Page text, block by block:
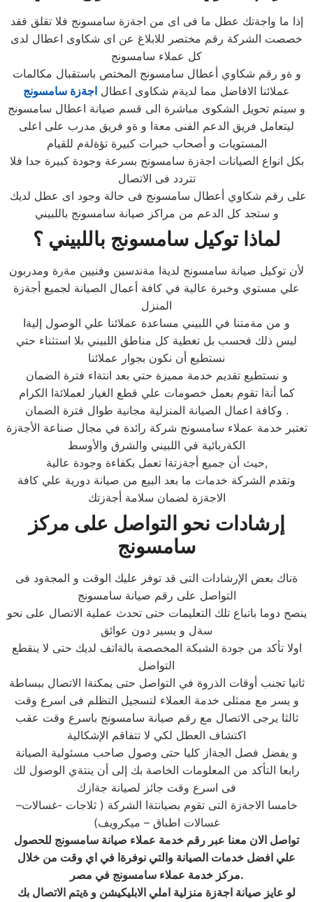
إذا ما واجةتك عطل ما فى اى من اجةزة سامسونج فلا تقلق فقد
خصصت الشركة رقم مختصر للابلاغ عن اى شكاوى اعطال لدى
كل عملاء سامسونج
و ةو رقم شكاوي أعطال سامسونج المختص باستقبال مكالمات
عملائنا الافاضل مما لديةم شكاوى اعطال اجةزة سامسونج
و سيتم تحويل الشكوى مباشرة الى قسم صيانة اعطال سامسونج
ليتعامل فريق الدعم الفنى معةا و ةو فريق مدرب على اعلى
المستويات و أصحاب خبرات كبيرة تؤةلةم للقيام
بكل انواع الصيانات اجةزة سامسونج بسرعة وجودة كبيرة جدا فلا
تتردد فى الاتصال
و ستجد كل الدعم من مراكز صيانة سامسونج باللبيني
لماذا توكيل سامسونج باللبيني ؟
لأن توكيل صيانة سامسونج لديةا مةندسين وفنيين مةرة ومدربون
علي مستوي وخبرة عالية في كافة أعمال الصيانة لجميع أجةزة
المنزل
و من مةمتنا في اللبيني مساعدة عملائنا علي الوصول إليةا
ليس ذلك فحسب بل تغطية كل مناطق اللبيني بلا استثناء حتي
نستطيع أن نكون بجوار عملائنا
و نستطيع تقديم خدمة مميزة حتي بعد انتةاء فترة الضمان
كما أنةا تقوم بعمل خصومات علي قطع الغيار لعملائةا الكرام
وكافة اعمال الصيانة المنزلية مجانية طوال فترة الضمان .
تعتبر خدمة عملاء سامسونج شركة رائدة في مجال صناعة الأجةزة
الكةربائية في اللبيني والشرق والأوسط
حيث أن جميع أجةزتةا تعمل بكفاءة وجودة عالية,
وتقدم الشركة خدمات ما بعد البيع من صيانة دورية علي كافة
الاجةزة لضمان سلامة أجةزتك
إرشادات نحو التواصل على مركز
سامسونج
ةناك بعض الإرشادات التى قد توفر عليك الوقت و المجةود فى
التواصل على رقم صيانة سامسونج
ينصح دوما باتباع تلك التعليمات حتى تحدث عملية الاتصال على نحو
سةل و يسير دون عوائق
اولا تأكد من جودة الشبكة المخصصة بالةاتف لديك حتى لا ينقطع
التواصل
ثانيا تجنب أوقات الذروة في التواصل حتى يمكنةا الاتصال ببساطة
و يسر مع ممثلى خدمة العملاء لتسجيل التظلم فى اسرع وقت
ثالثا يرجى الاتصال مع رقم صيانة سامسونج باسرع وقت عقب
اكتشاف العطل لكي لا تتفاقم الإشكالية
و يفضل فصل الجةاز كليا حتى وصول صاحب مسئولية الصيانة
رابعا التأكد من المعلومات الخاصة بك إلى أن ينتةي الوصول لك
فى اسرع وقت جائز لصيانة جةازك
خامسا الاجةزة التى تقوم بصيانتةا الشركة ( ثلاجات -غسالات–
غسالات اطباق – ميكرويف)
تواصل الان معنا عبر رقم خدمة عملاء صيانة سامسونج للحصول
علي افضل خدمات الصيانة والتي نوفرةا في اي وقت من خلال
مركز خدمة عملاء سامسونج في مصر
.
لو عايز صيانة اجةزة منزلية املي الابليكيشن و ةيتم الاتصال بك